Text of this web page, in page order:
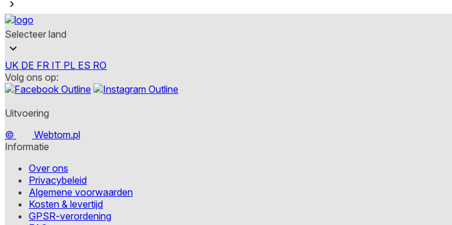
Selecteer land
UK DE FR IT PL ES RO
Volg ons op:
Uitvoering
©
Webtom.pl
Informatie
Over ons
Privacybeleid
Algemene voorwaarden
Kosten & levertijd
GPSR-verordening